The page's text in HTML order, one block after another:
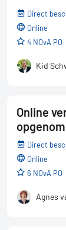
Direct
online
4 NOvA PO
Kid
Online
Direct
online
6 NOvA PO
Agnes